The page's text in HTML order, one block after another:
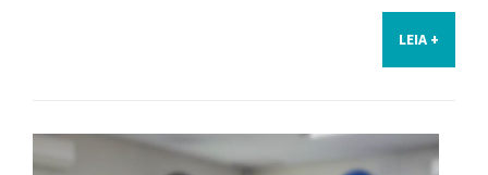
LEIA +